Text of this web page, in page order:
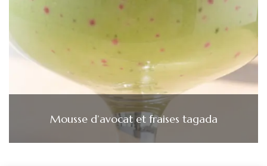
Mousse d’avocat et fraises tagada